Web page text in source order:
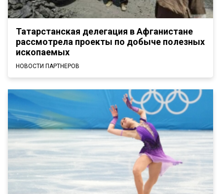
Татарстанская делегация в Афганистане
рассмотрела проекты по добыче полезных
ископаемых
НОВОСТИ ПАРТНЕРОВ